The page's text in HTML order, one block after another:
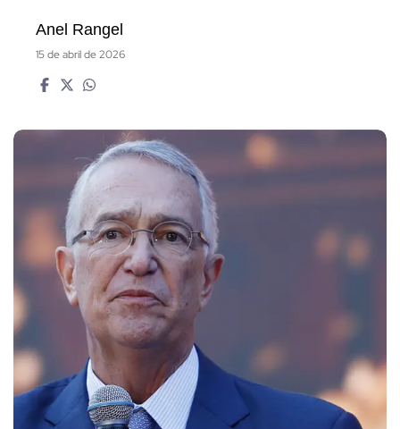
Anel Rangel
15 de abril de 2026